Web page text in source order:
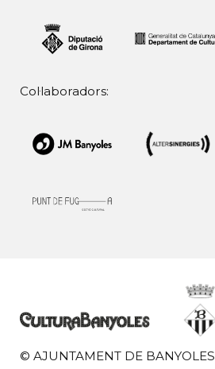
Col·laboradors:
© AJUNTAMENT DE BANYOLES